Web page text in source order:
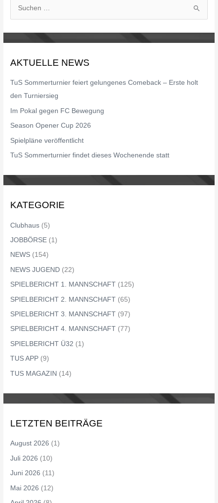
e
c
h
:
AKTUELLE NEWS
TuS Sommerturnier feiert gelungenes Comeback – Erste holt
den Turniersieg
Im Pokal gegen FC Bewegung
Season Opener Cup 2026
Spielpläne veröffentlicht
TuS Sommerturnier findet dieses Wochenende statt
KATEGORIE
Clubhaus (5)
JOBBÖRSE (1)
NEWS (154)
NEWS JUGEND (22)
SPIELBERICHT 1. MANNSCHAFT (125)
SPIELBERICHT 2. MANNSCHAFT (65)
SPIELBERICHT 3. MANNSCHAFT (97)
SPIELBERICHT 4. MANNSCHAFT (77)
SPIELBERICHT Ü32 (1)
TUS APP (9)
TUS MAGAZIN (14)
LETZTEN BEITRÄGE
August 2026 (1)
Juli 2026 (10)
Juni 2026 (11)
Mai 2026 (12)